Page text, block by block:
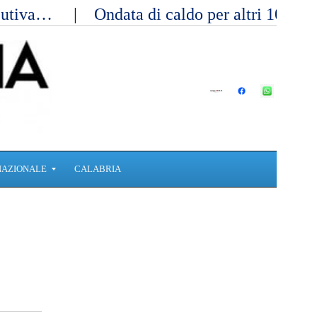
Ondata di caldo per altri 10
CALABRIA